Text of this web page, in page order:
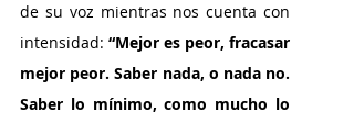
de su voz mientras nos cuenta con
intensidad: “Mejor es peor, fracasar
mejor peor. Saber nada, o nada no.
Saber lo mínimo, como mucho lo